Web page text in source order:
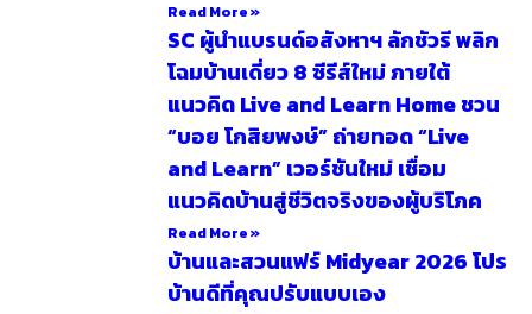
Read More »
SC ผู้นำแบรนด์อสังหาฯ ลักชัวรี พลิก
โฉมบ้านเดี่ยว 8 ซีรีส์ใหม่ ภายใต้
แนวคิด Live and Learn Home ชวน
“บอย โกสิยพงษ์” ถ่ายทอด “Live
and Learn” เวอร์ชันใหม่ เชื่อม
แนวคิดบ้านสู่ชีวิตจริงของผู้บริโภค
Read More »
บ้านและสวนแฟร์ Midyear 2026 โปร
บ้านดีที่คุณปรับแบบเอง